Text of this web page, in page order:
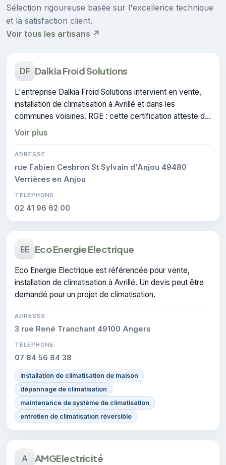
Sélection rigoureuse basée sur l'excellence technique
et la satisfaction client.
Voir tous les artisans ↗
DF Dalkia Froid Solutions
L'entreprise Dalkia Froid Solutions intervient en vente,
installation de climatisation à Avrillé et dans les
communes voisines. RGE : cette certification atteste du
savoir-faire de l'entreprise.
Voir plus
ADRESSE
rue Fabien Cesbron St Sylvain d'Anjou 49480
Verrières en Anjou
TÉLÉPHONE
02 41 96 62 00
EE Eco Energie Electrique
Eco Energie Electrique est référencée pour vente,
installation de climatisation à Avrillé. Un devis peut être
demandé pour un projet de climatisation.
ADRESSE
3 rue René Tranchant 49100 Angers
TÉLÉPHONE
07 84 56 84 38
installation de climatisation de maison
dépannage de climatisation
maintenance de système de climatisation
entretien de climatisation réversible
A AMGElectricité